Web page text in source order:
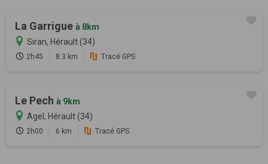
La Garrigue à 8km
Siran, Hérault (34)
2h45 8.3 km Tracé GPS
Le Pech à 9km
Agel, Hérault (34)
2h00 6 km Tracé GPS